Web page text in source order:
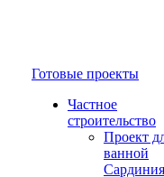
Готовые проекты
Частное
строительство
Проект
ванной
Сардиния